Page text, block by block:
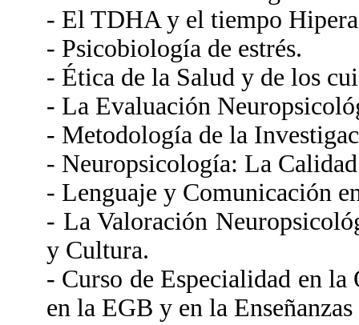
- El TDHA y el tiempo
- Psicobiología de estrés.
- Ética de la Salud y de los
- La Evaluación
- Metodología de la
- Neuropsicología: La
- Lenguaje y Comunicación
- La Valoración
y Cultura.
- Curso de Especialidad en
en la EGB y en la